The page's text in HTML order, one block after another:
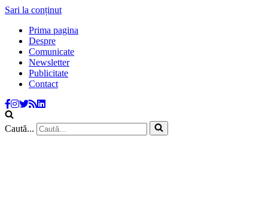
Sari la conținut
Prima pagina
Despre
Comunicate
Newsletter
Publicitate
Contact
Caută...